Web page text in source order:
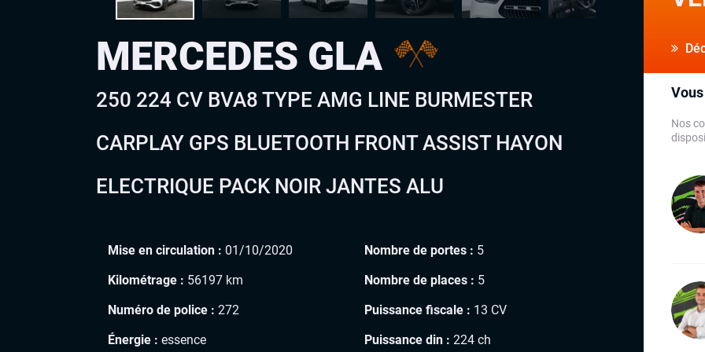
MERCEDES GLA
250 224 CV BVA8 TYPE AMG LINE BURMESTER
CARPLAY GPS BLUETOOTH FRONT ASSIST HAYON
ELECTRIQUE PACK NOIR JANTES ALU
Mise en circulation : 01/10/2020
Kilométrage : 56197 km
Numéro de police : 272
Énergie : essence
Nombre de portes : 5
Nombre de places : 5
Puissance fiscale : 13 CV
Puissance din : 224 ch
Nos